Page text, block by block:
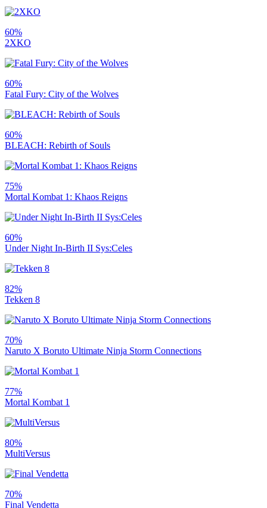
60%
2XKO
60%
Fatal Fury: City of the Wolves
60%
BLEACH: Rebirth of Souls
75%
Mortal Kombat 1: Khaos Reigns
60%
Under Night In-Birth II Sys:Celes
82%
Tekken 8
70%
Naruto X Boruto Ultimate Ninja Storm Connections
77%
Mortal Kombat 1
80%
MultiVersus
70%
Final Vendetta